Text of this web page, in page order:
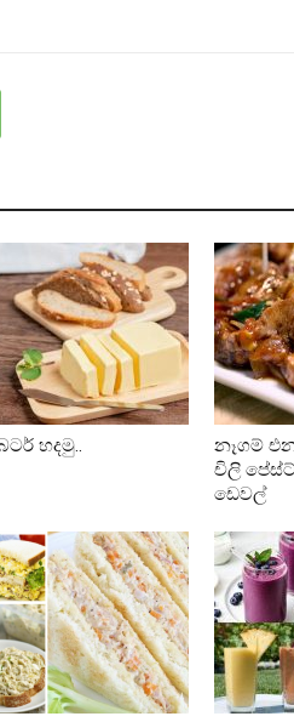
හදමු..
නෑගම්
චිලි
ඩෙවල්